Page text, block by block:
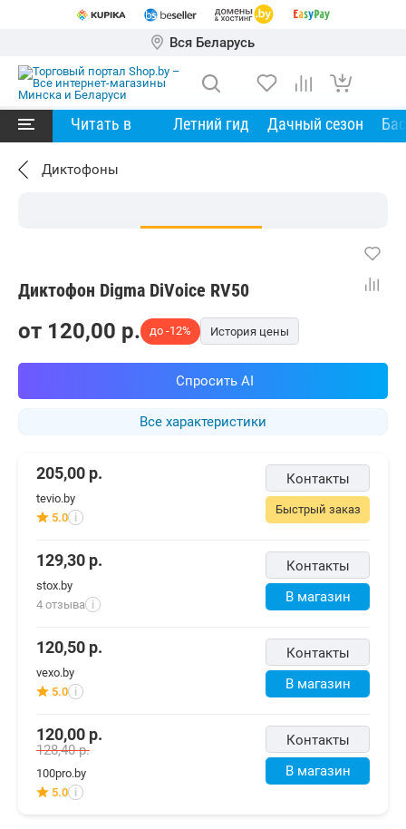
Вся Беларусь
Читать в Летний гид Дачный сезон
Диктофоны
Диктофон Digma DiVoice RV50
Все характеристики
от 120,00 p. до -12% История цены
Спросить AI
Контакты
Быстрый заказ
205,00 р.
tevio.by
5.0 i
Контакты
В магазин
129,30 р.
stox.by
4 отзыва i
Контакты
В магазин
120,50 р.
vexo.by
5.0 i
Контакты
В магазин
120,00 р.
128,40р.
100pro.by
5.0 i